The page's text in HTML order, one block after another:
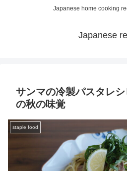
Japanese home cooking
Japanese
サンマの冷製パスタレ
の秋の味覚
staple food